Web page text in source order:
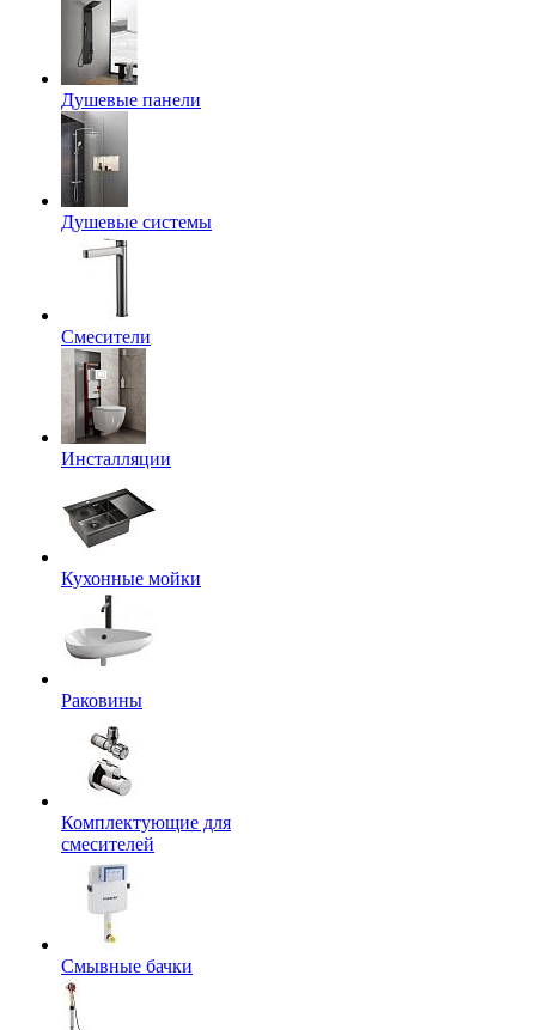
Душевые панели
Душевые системы
Смесители
Инсталляции
Кухонные мойки
Раковины
Комплектующие для
смесителей
Смывные бачки